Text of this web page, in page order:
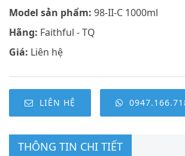
Model sản phẩm: 98-II-C 1000ml
Hãng: Faithful - TQ
Giá: Liên hệ
LIÊN HỆ
THÔNG TIN CHI TIẾT